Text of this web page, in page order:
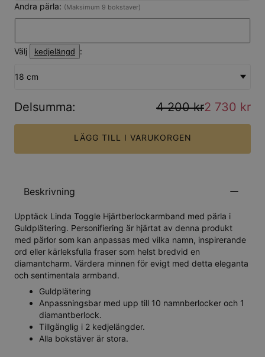
Andra pärla: (Maksimum 9 bokstaver)
Välj kedjelängd :
18 cm
Delsumma: 4 200 kr2 730 kr
LÄGG TILL I VARUKORGEN
Beskrivning
Upptäck Linda Toggle Hjärtberlockarmband med pärla i
Guldplätering. Personifiering är hjärtat av denna produkt
med pärlor som kan anpassas med vilka namn, inspirerande
ord eller kärleksfulla fraser som helst bredvid en
diamantcharm. Värdera minnen för evigt med detta eleganta
och sentimentala armband.
Guldplätering
Anpassningsbar med upp till 10 namnberlocker och 1
diamantberlock.
Tillgänglig i 2 kedjelängder.
Alla bokstäver är stora.